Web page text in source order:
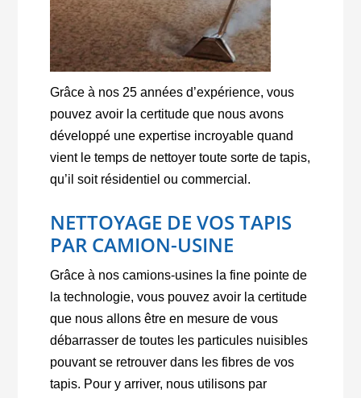
Grâce à nos 25 années d’expérience, vous
pouvez avoir la certitude que nous avons
développé une expertise incroyable quand
vient le temps de nettoyer toute sorte de tapis,
qu’il soit résidentiel ou commercial.
NETTOYAGE DE VOS TAPIS
PAR CAMION-USINE
Grâce à nos camions-usines la fine pointe de
la technologie, vous pouvez avoir la certitude
que nous allons être en mesure de vous
débarrasser de toutes les particules nuisibles
pouvant se retrouver dans les fibres de vos
tapis. Pour y arriver, nous utilisons par